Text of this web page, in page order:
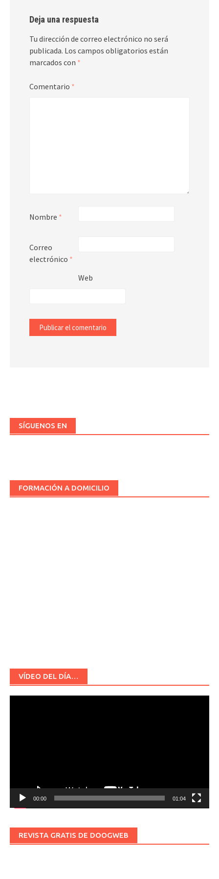
Deja una respuesta
Tu dirección de correo electrónico no será
publicada. Los campos obligatorios están
marcados con *
Comentario *
Nombre *
Correo
electrónico *
Web
SÍGUENOS EN
FORMACIÓN A DOMICILIO
VÍDEO DEL DÍA…
00:00 01:04
REVISTA GRATIS DE DOOGWEB